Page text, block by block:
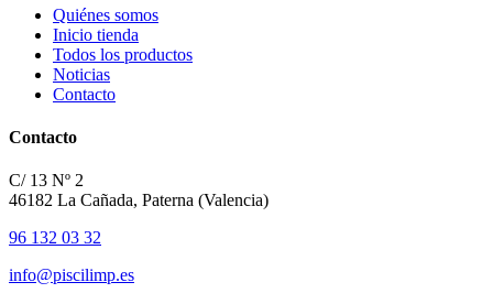
Quiénes somos
Inicio tienda
Todos los productos
Noticias
Contacto
Contacto
C/ 13 Nº 2
46182 La Cañada, Paterna (Valencia)
96 132 03 32
info@piscilimp.es